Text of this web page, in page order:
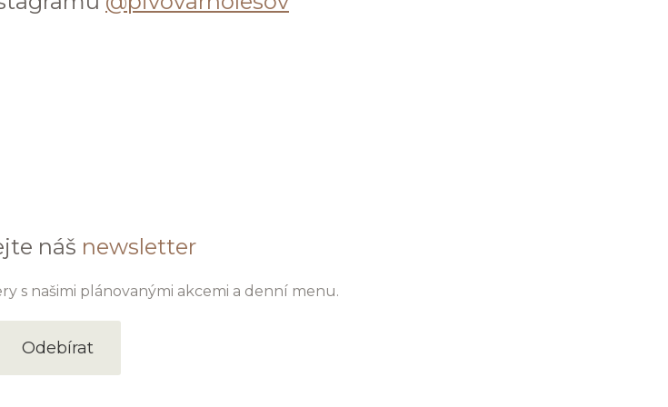
náš newsletter
s našimi plánovanými akcemi a denní menu.
Odebírat